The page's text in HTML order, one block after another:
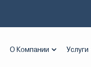
О Компании Услуги
дня Полиметалл